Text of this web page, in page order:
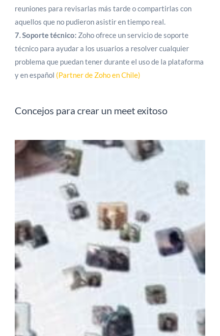
reuniones para revisarlas más tarde o compartirlas con
aquellos que no pudieron asistir en tiempo real.
7. Soporte técnico: Zoho ofrece un servicio de soporte
técnico para ayudar a los usuarios a resolver cualquier
problema que puedan tener durante el uso de la plataforma
y en español (Partner de Zoho en Chile)
Concejos para crear un meet exitoso